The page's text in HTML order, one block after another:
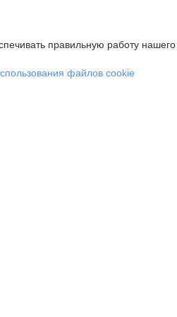
правильную работу нашего
файлов cookie